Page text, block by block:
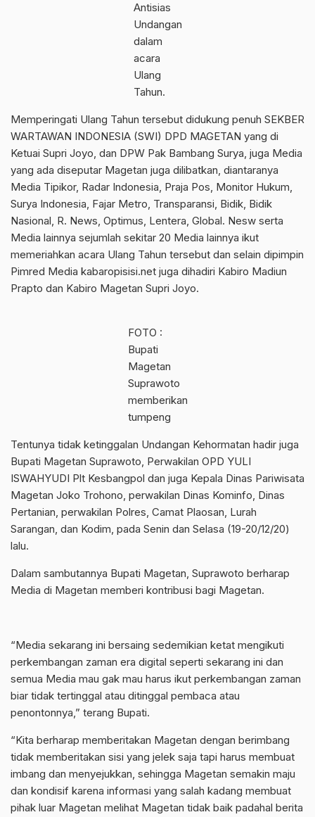
Antisias
Undangan
dalam
acara
Ulang
Tahun.
Memperingati Ulang Tahun tersebut didukung penuh SEKBER
WARTAWAN INDONESIA (SWI) DPD MAGETAN yang di
Ketuai Supri Joyo, dan DPW Pak Bambang Surya, juga Media
yang ada diseputar Magetan juga dilibatkan, diantaranya
Media Tipikor, Radar Indonesia, Praja Pos, Monitor Hukum,
Surya Indonesia, Fajar Metro, Transparansi, Bidik, Bidik
Nasional, R. News, Optimus, Lentera, Global. Nesw serta
Media lainnya sejumlah sekitar 20 Media lainnya ikut
memeriahkan acara Ulang Tahun tersebut dan selain dipimpin
Pimred Media kabaropisisi.net juga dihadiri Kabiro Madiun
Prapto dan Kabiro Magetan Supri Joyo.
FOTO :
Bupati
Magetan
Suprawoto
memberikan
tumpeng
Tentunya tidak ketinggalan Undangan Kehormatan hadir juga
Bupati Magetan Suprawoto, Perwakilan OPD YULI
ISWAHYUDI Plt Kesbangpol dan juga Kepala Dinas Pariwisata
Magetan Joko Trohono, perwakilan Dinas Kominfo, Dinas
Pertanian, perwakilan Polres, Camat Plaosan, Lurah
Sarangan, dan Kodim, pada Senin dan Selasa (19-20/12/20)
lalu.
Dalam sambutannya Bupati Magetan, Suprawoto berharap
Media di Magetan memberi kontribusi bagi Magetan.
“Media sekarang ini bersaing sedemikian ketat mengikuti
perkembangan zaman era digital seperti sekarang ini dan
semua Media mau gak mau harus ikut perkembangan zaman
biar tidak tertinggal atau ditinggal pembaca atau
penontonnya,” terang Bupati.
“Kita berharap memberitakan Magetan dengan berimbang
tidak memberitakan sisi yang jelek saja tapi harus membuat
imbang dan menyejukkan, sehingga Magetan semakin maju
dan kondisif karena informasi yang salah kadang membuat
pihak luar Magetan melihat Magetan tidak baik padahal berita